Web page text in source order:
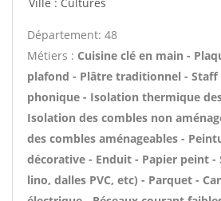
Département: 48
Métiers : Cuisine clé en main -
plafond - Plâtre traditionnel -
phonique - Isolation thermique
Isolation des combles non
des combles aménageables -
décorative - Enduit - Papier peint -
lino, dalles PVC, etc) - Parquet -